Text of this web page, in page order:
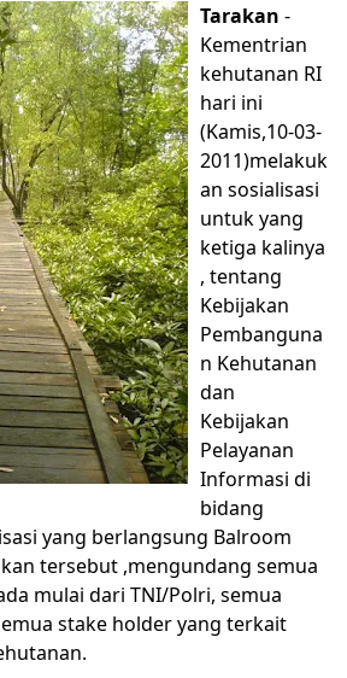
Tarakan -
Kementrian
kehutanan RI
hari ini
(Kamis,10-03-
2011)melakuk
an sosialisasi
untuk yang
ketiga kalinya
, tentang
Kebijakan
Pembanguna
n Kehutanan
dan
Kebijakan
Pelayanan
Informasi di
bidang
yang berlangsung Balroom
tersebut ,mengundang semua
mulai dari TNI/Polri, semua
stake holder yang terkait